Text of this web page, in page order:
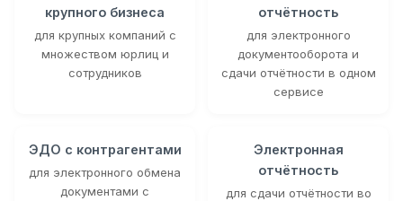
крупного бизнеса
для крупных компаний с
множеством юрлиц и
сотрудников
отчётность
для электронного
документооборота и
сдачи отчётности в одном
сервисе
ЭДО с контрагентами
для электронного обмена
документами с
Электронная
отчётность
для сдачи отчётности во